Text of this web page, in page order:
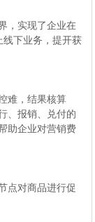
，实现了企业在
线下业务，提开获
难，结果核算
、报销、兑付的
助企业对营销费
点对商品进行促